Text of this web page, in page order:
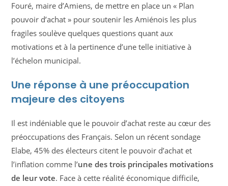
Fouré, maire d’Amiens, de mettre en place un « Plan
pouvoir d’achat » pour soutenir les Amiénois les plus
fragiles soulève quelques questions quant aux
motivations et à la pertinence d’une telle initiative à
l’échelon municipal.
Une réponse à une préoccupation
majeure des citoyens
Il est indéniable que le pouvoir d’achat reste au cœur des
préoccupations des Français. Selon un récent sondage
Elabe, 45% des électeurs citent le pouvoir d’achat et
l’inflation comme l’une des trois principales motivations
de leur vote. Face à cette réalité économique difficile,